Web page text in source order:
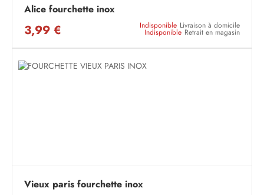
Alice fourchette inox
3,99 € Indisponible Livraison à domicile
Indisponible Retrait en magasin
Vieux paris fourchette inox